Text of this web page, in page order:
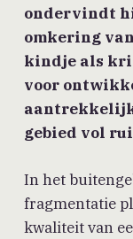
ondervindt
omkering
kindje als
voor
gebied vol
In het
fragmentatie
kwaliteit van